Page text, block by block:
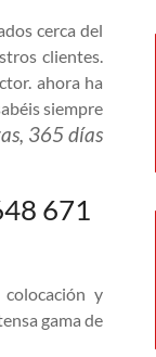
cerca del
clientes.
ahora ha
siempre
365 días
671
colocación y
gama de